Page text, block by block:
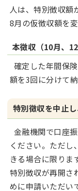
人は、特別徴収額
8月の仮徴収額を
本徴収（10月、12
確定した年間保
額を3回に分けて
特別徴収を中止
金融機関で口座
ください。ただし
きる場合に限りま
特別徴収が再開さ
めに申請いただい